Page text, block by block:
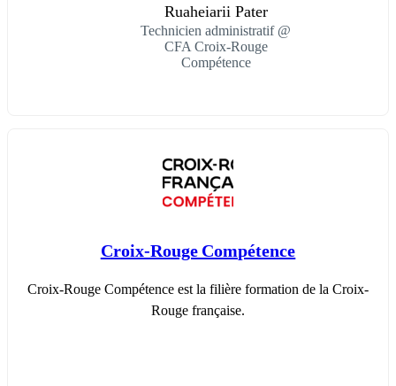
Ruaheiarii Pater
Technicien administratif @
CFA Croix-Rouge
Compétence
Croix-Rouge Compétence
Croix-Rouge Compétence est la filière formation de la Croix-
Rouge française.